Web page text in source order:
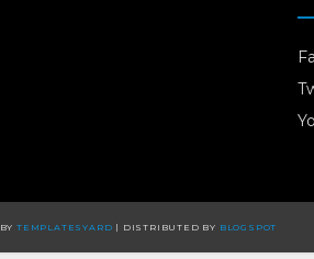
BY TEMPLATESYARD | DISTRIBUTED BY BLOGSPOT